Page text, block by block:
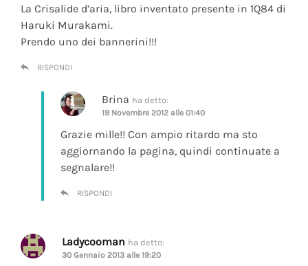
La Crisalide d’aria, libro inventato presente in 1Q84 di
Haruki Murakami.
Prendo uno dei bannerini!!!
RISPONDI
Brina ha detto:
19 Novembre 2012 alle 01:40
Grazie mille!! Con ampio ritardo ma sto
aggiornando la pagina, quindi continuate a
segnalare!!
RISPONDI
Ladycooman ha detto:
30 Gennaio 2013 alle 19:20